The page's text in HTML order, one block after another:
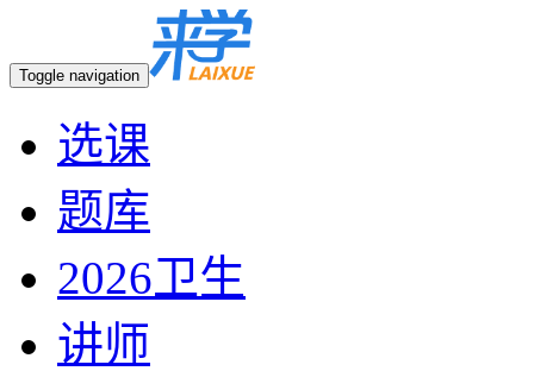
Toggle navigation
选课
题库
2026卫生
讲师